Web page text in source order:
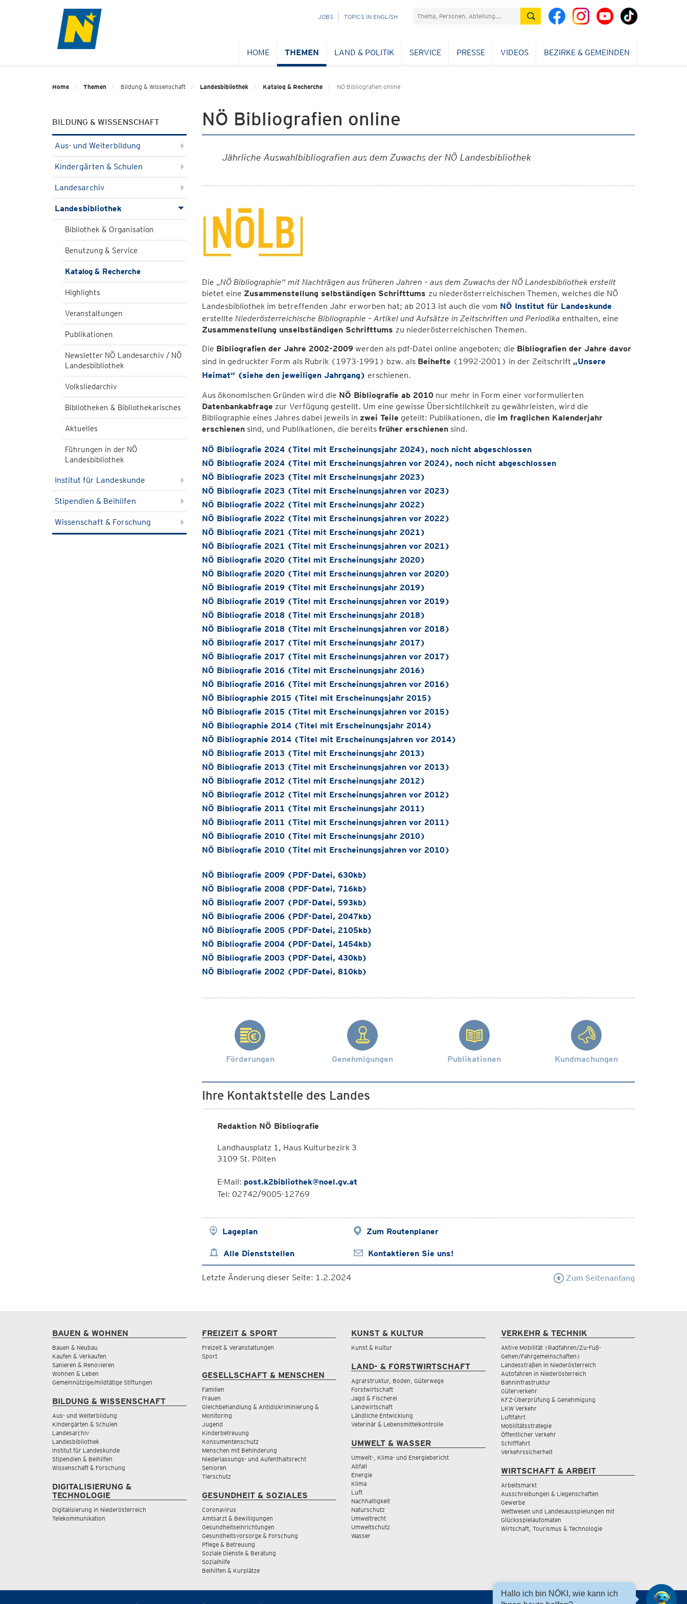
NAVIGATION
JOBS TOPICS IN ENGLISH Suchefeld
HOME THEMEN LAND & POLITIK SERVICE PRESSE VIDEOS BEZIRKE & GEMEINDEN
Home Themen Bildung & Wissenschaft Landesbibliothek Katalog & Recherche NÖ Bibliografien online
BILDUNG & WISSENSCHAFT
Aus- und Weiterbildung
Kindergärten & Schulen
Landesarchiv
Landesbibliothek
Bibliothek & Organisation
Benutzung & Service
Katalog & Recherche
Highlights
Veranstaltungen
Publikationen
Newsletter NÖ Landesarchiv / NÖ
Landesbibliothek
Volksliedarchiv
Bibliotheken & Bibliothekarisches
Aktuelles
Führungen in der NÖ
Landesbibliothek
Institut für Landeskunde
Stipendien & Beihilfen
Wissenschaft & Forschung
NÖ Bibliografien online
Jährliche Auswahlbibliografien aus dem Zuwachs der NÖ Landesbibliothek
Die „NÖ Bibliographie“ mit Nachträgen aus früheren Jahren – aus dem Zuwachs der NÖ Landesbibliothek erstellt
bietet eine Zusammenstellung selbständigen Schrifttums zu niederösterreichischen Themen, welches die NÖ
Landesbibliothek im betreffenden Jahr erworben hat; ab 2013 ist auch die vom NÖ Institut für Landeskunde
erstellte Niederösterreichische Bibliographie – Artikel und Aufsätze in Zeitschriften und Periodika enthalten, eine
Zusammenstellung unselbständigen Schrifttums zu niederösterreichischen Themen.
Die Bibliografien der Jahre 2002-2009werden als pdf-Datei online angeboten; die Bibliografien der Jahre davor
sind in gedruckter Form als Rubrik (1973-1991) bzw. als Beihefte (1992-2001) in der Zeitschrift „Unsere
Heimat“ (siehe den jeweiligen Jahrgang) erschienen.
Aus ökonomischen Gründen wird die NÖ Bibliografie ab 2010nur mehr in Form einer vorformulierten
Datenbankabfrage zur Verfügung gestellt. Um eine gewisse Übersichtlichkeit zu gewährleisten, wird die
Bibliographie eines Jahres dabei jeweils in zwei Teile geteilt: Publikationen, die im fraglichen Kalenderjahr
erschienensind, und Publikationen, die bereits früher erschienensind.
NÖ Bibliografie 2024 (Titel mit Erscheinungsjahr 2024), noch nicht abgeschlossen
NÖ Bibliografie 2024 (Titel mit Erscheinungsjahren vor 2024), noch nicht abgeschlossen
NÖ Bibliografie 2023 (Titel mit Erscheinungsjahr 2023)
NÖ Bibliografie 2023 (Titel mit Erscheinungsjahren vor 2023)
NÖ Bibliografie 2022 (Titel mit Erscheinungsjahr 2022)
NÖ Bibliografie 2022 (Titel mit Erscheinungsjahren vor 2022)
NÖ Bibliografie 2021 (Titel mit Erscheinungsjahr 2021)
NÖ Bibliografie 2021 (Titel mit Erscheinungsjahren vor 2021)
NÖ Bibliografie 2020 (Titel mit Erscheinungsjahr 2020)
NÖ Bibliografie 2020 (Titel mit Erscheinungsjahren vor 2020)
NÖ Bibliografie 2019 (Titel mit Erscheinungsjahr 2019)
NÖ Bibliografie 2019 (Titel mit Erscheinungsjahren vor 2019)
NÖ Bibliografie 2018 (Titel mit Erscheinungsjahr 2018)
NÖ Bibliografie 2018 (Titel mit Erscheinungsjahren vor 2018)
NÖ Bibliografie 2017 (Titel mit Erscheinungsjahr 2017)
NÖ Bibliografie 2017 (Titel mit Erscheinungsjahren vor 2017)
NÖ Bibliografie 2016 (Titel mit Erscheinungsjahr 2016)
NÖ Bibliografie 2016 (Titel mit Erscheinungsjahren vor 2016)
NÖ Bibliographie 2015 (Titel mit Erscheinungsjahr 2015)
NÖ Bibliografie 2015 (Titel mit Erscheinungsjahren vor 2015)
NÖ Bibliographie 2014 (Titel mit Erscheinungsjahr 2014)
NÖ Bibliographie 2014 (Titel mit Erscheinungsjahren vor 2014)
NÖ Bibliografie 2013 (Titel mit Erscheinungsjahr 2013)
NÖ Bibliografie 2013 (Titel mit Erscheinungsjahren vor 2013)
NÖ Bibliografie 2012 (Titel mit Erscheinungsjahr 2012)
NÖ Bibliografie 2012 (Titel mit Erscheinungsjahren vor 2012)
NÖ Bibliografie 2011 (Titel mit Erscheinungsjahr 2011)
NÖ Bibliografie 2011 (Titel mit Erscheinungsjahren vor 2011)
NÖ Bibliografie 2010 (Titel mit Erscheinungsjahr 2010)
NÖ Bibliografie 2010 (Titel mit Erscheinungsjahren vor 2010)
NÖ Bibliografie 2009 (PDF-Datei, 630kb)
NÖ Bibliografie 2008 (PDF-Datei, 716kb)
NÖ Bibliografie 2007 (PDF-Datei, 593kb)
NÖ Bibliografie 2006 (PDF-Datei, 2047kb)
NÖ Bibliografie 2005 (PDF-Datei, 2105kb)
NÖ Bibliografie 2004 (PDF-Datei, 1454kb)
NÖ Bibliografie 2003 (PDF-Datei, 430kb)
NÖ Bibliografie 2002 (PDF-Datei, 810kb)
Förderungen Genehmigungen Publikationen Kundmachungen
Ihre Kontaktstelle des Landes
Redaktion NÖ Bibliografie
Landhausplatz 1, Haus Kulturbezirk 3
3109 St. Pölten
E-Mail: post.k2bibliothek@noel.gv.at
Tel: 02742/9005-12769
Lageplan Zum Routenplaner
Alle Dienststellen Kontaktieren Sie uns!
Letzte Änderung dieser Seite: 1.2.2024 Zum Seitenanfang
BAUEN & WOHNEN
Bauen & Neubau
Kaufen & Verkaufen
Sanieren & Renovieren
Wohnen & Leben
Gemeinnützige/mildtätige Stiftungen
BILDUNG & WISSENSCHAFT
Aus- und Weiterbildung
Kindergärten & Schulen
Landesarchiv
Landesbibliothek
Institut für Landeskunde
Stipendien & Beihilfen
Wissenschaft & Forschung
DIGITALISIERUNG &
TECHNOLOGIE
Digitalisierung in Niederösterreich
Telekommunikation
FREIZEIT & SPORT
Freizeit & Veranstaltungen
Sport
GESELLSCHAFT & MENSCHEN
Familien
Frauen
Gleichbehandlung & Antidiskriminierung &
Monitoring
Jugend
Kinderbetreuung
Konsumentenschutz
Menschen mit Behinderung
Niederlassungs- und Aufenthaltsrecht
Senioren
Tierschutz
GESUNDHEIT & SOZIALES
Coronavirus
Amtsarzt & Bewilligungen
Gesundheitseinrichtungen
Gesundheitsvorsorge & Forschung
Pflege & Betreuung
Soziale Dienste & Beratung
Sozialhilfe
Beihilfen & Kurplätze
KUNST & KULTUR
Kunst & Kultur
LAND- & FORSTWIRTSCHAFT
Agrarstruktur, Boden, Güterwege
Forstwirtschaft
Jagd & Fischerei
Landwirtschaft
Ländliche Entwicklung
Veterinär & Lebensmittelkontrolle
UMWELT & WASSER
Umwelt-, Klima- und Energiebericht
Abfall
Energie
Klima
Luft
Nachhaltigkeit
Naturschutz
Umweltrecht
Umweltschutz
Wasser
VERKEHR & TECHNIK
Aktive Mobilität (Radfahren/Zu-Fuß-
Gehen/Fahrgemeinschaften)
Landesstraßen in Niederösterreich
Autofahren in Niederösterreich
Bahninfrastruktur
Güterverkehr
KFZ-Überprüfung & Genehmigung
LKW Verkehr
Luftfahrt
Mobilitätsstrategie
Öffentlicher Verkehr
Schifffahrt
Verkehrssicherheit
WIRTSCHAFT & ARBEIT
Arbeitsmarkt
Ausschreibungen & Liegenschaften
Gewerbe
Wettwesen und Landesausspielungen mit
Glücksspielautomaten
Wirtschaft, Tourismus & Technologie
Hallo ich bin NÖKI, wie kann ich